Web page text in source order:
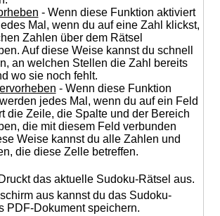
- Wenn diese Funktion aktiviert
Mal, wenn du auf eine Zahl klickst,
Zahlen über dem Rätsel
Auf diese Weise kannst du schnell
an welchen Stellen die Zahl bereits
wo sie noch fehlt.
- Wenn diese Funktion
jedes Mal, wenn du auf ein Feld
die Zeile, die Spalte und der Bereich
die mit diesem Feld verbunden
Weise kannst du alle Zahlen und
die diese Zelle betreffen.
das aktuelle Sudoku-Rätsel aus.
aus kannst du das Sudoku-
PDF-Dokument speichern.